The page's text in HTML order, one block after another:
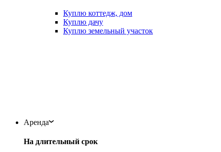
Куплю коттедж, дом
Куплю дачу
Куплю земельный участок
Аренда
На длительный срок